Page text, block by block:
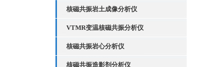
核磁共振岩土成像分析仪
VTMR变温核磁共振分析仪
核磁共振岩心分析仪
核磁共振造影剂分析仪